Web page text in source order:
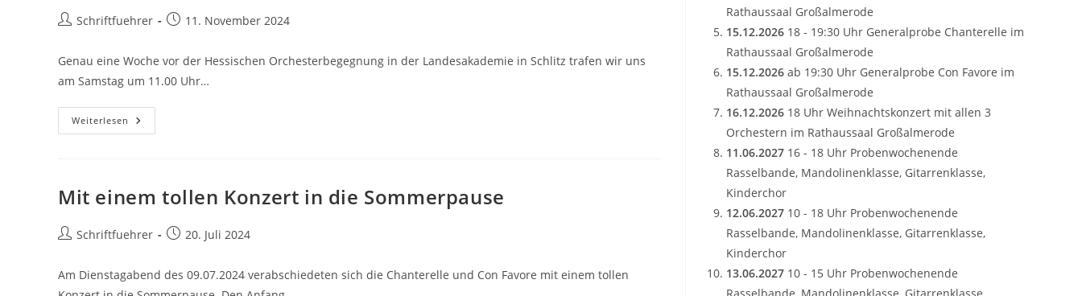
Beitrags-
Schriftfuehrer
Beitrag11. November 2024
Genau eine Woche vor der Hessischen Orchesterbegegnung in der Landesakademie in Schlitz trafen wir uns
am Samstag um 11.00 Uhr…
Weiterlesen Tagesprobe
Von
09.November
Mit einem tollen Konzert in die Sommerpause
Beitrags-
Schriftfuehrer
Beitrag20. Juli 2024
Am Dienstagabend des 09.07.2024 verabschiedeten sich die Chanterelle und Con Favore mit einem tollen
Rathaussaal Großalmerode
15.12.2026 18 - 19:30 Uhr Generalprobe Chanterelle im
Rathaussaal Großalmerode
15.12.2026 ab 19:30 Uhr Generalprobe Con Favore im
Rathaussaal Großalmerode
16.12.2026 18 Uhr Weihnachtskonzert mit allen 3
Orchestern im Rathaussaal Großalmerode
11.06.2027 16 - 18 Uhr Probenwochenende
Rasselbande, Mandolinenklasse, Gitarrenklasse,
Kinderchor
12.06.2027 10 - 18 Uhr Probenwochenende
Rasselbande, Mandolinenklasse, Gitarrenklasse,
Kinderchor
13.06.2027 10 - 15 Uhr Probenwochenende